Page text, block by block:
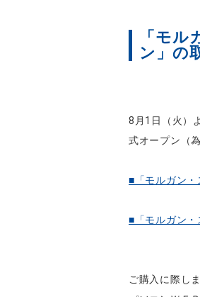
「モ
ン」の
8月1日（火）
式オープン（
■「モルガン・
■「モルガン・
ご購入に際し